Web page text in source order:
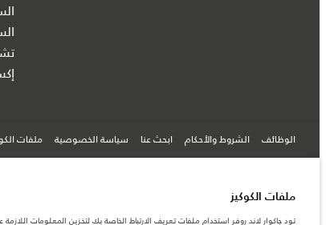
الوظائف الشروط والأحكام ابحث عنا سياسة الخصوصية ملفات
© جاكوار لاند روڨر المحدودة 2026
ملفات الكوكيز
تود جاكوار لاند روفر استخدام ملفات تعريف الارتباط الخاصة بك لتخزين المعلومات